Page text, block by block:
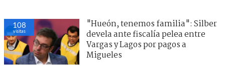
108
visitas
"Hueón, tenemos familia": Silber
devela ante fiscalía pelea entre
Vargas y Lagos por pagos a
Migueles